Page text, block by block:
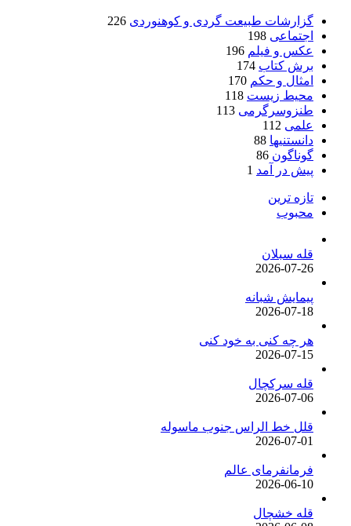
گزارشات طبیعت گردی و کوهنوردی 226
اجتماعی 198
عکس و فیلم 196
برش کتاب 174
امثال و حکم 170
محیط زیست 118
طنزوسرگرمی 113
علمی 112
دانستنیها 88
گوناگون 86
پیش در آمد 1
تازه ترین
محبوب
قله سبلان
2026-07-26
پیمایش شبانه
2026-07-18
هر چه کنی به خود کنی
2026-07-15
قله سرکچال
2026-07-06
قلل خط الراس جنوب ماسوله
2026-07-01
فرمانفرمای عالم
2026-06-10
قله خشچال